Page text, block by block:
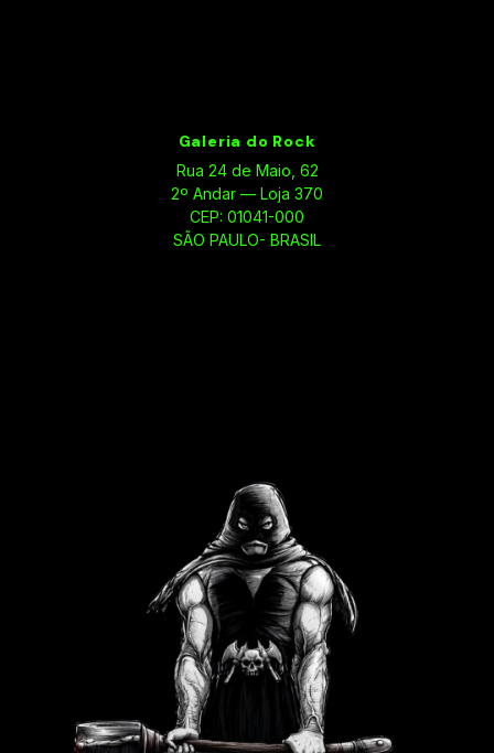
Galeria do Rock
Rua 24 de Maio, 62
2º Andar — Loja 370
CEP: 01041-000
SÃO PAULO- BRASIL